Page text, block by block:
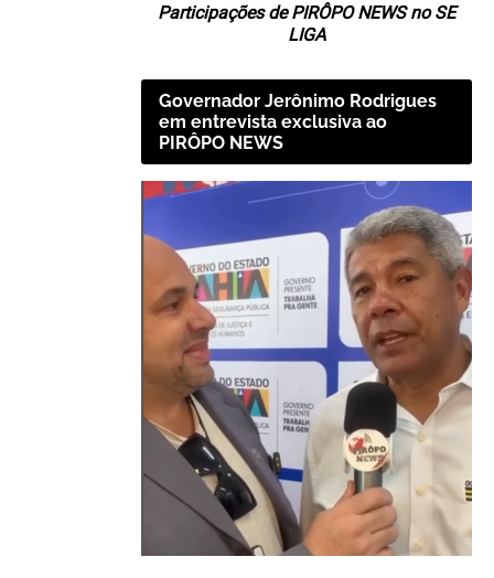
Participações de PIRÔPO NEWS no SE
LIGA
Governador Jerônimo Rodrigues
em entrevista exclusiva ao
PIRÔPO NEWS